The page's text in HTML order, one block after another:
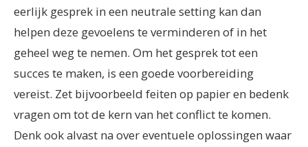
eerlijk gesprek in een neutrale setting kan dan
helpen deze gevoelens te verminderen of in het
geheel weg te nemen. Om het gesprek tot een
succes te maken, is een goede voorbereiding
vereist. Zet bijvoorbeeld feiten op papier en bedenk
vragen om tot de kern van het conflict te komen.
Denk ook alvast na over eventuele oplossingen waar